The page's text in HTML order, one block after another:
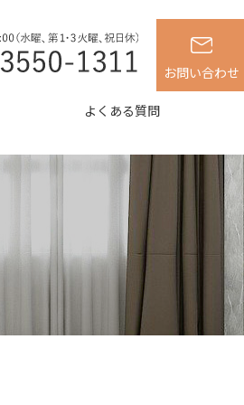
お問い合わせ
よくある質問